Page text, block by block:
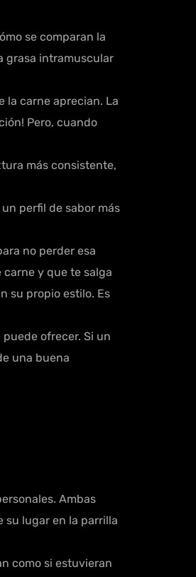
se comparan la
grasa intramuscular
la carne aprecian. La
Pero, cuando
más consistente,
perfil de sabor más
no perder esa
carne y que te salga
su propio estilo. Es
ofrecer. Si un
una buena
Ambas
su lugar en la parrilla
como si estuvieran